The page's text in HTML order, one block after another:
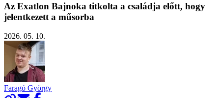
Az Exatlon Bajnoka titkolta a családja előtt, hogy
jelentkezett a műsorba
2026. 05. 10.
Faragó György